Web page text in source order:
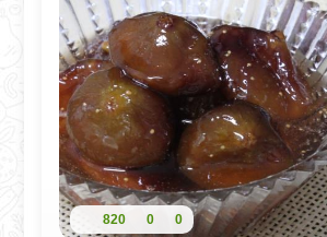
820 0 0